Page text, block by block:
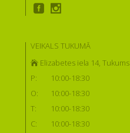
VEIKALS TUKUMĀ
Elizabetes iela 14, Tukums
P:
10:00-18:30
O:
10:00-18:30
T:
10:00-18:30
C:
10:00-18:30